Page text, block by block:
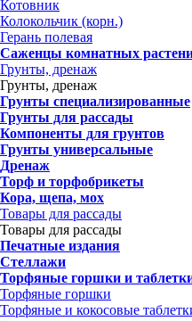
Котовник
Колокольчик (корн.)
Герань полевая
Саженцы комнатных
Грунты, дренаж
Грунты, дренаж
Грунты специализированные
Грунты для рассады
Компоненты для грунтов
Грунты универсальные
Дренаж
Торф и торфобрикеты
Кора, щепа, мох
Товары для рассады
Товары для рассады
Печатные издания
Стеллажи
Торфяные горшки и
Торфяные горшки
Торфяные и кокосовые